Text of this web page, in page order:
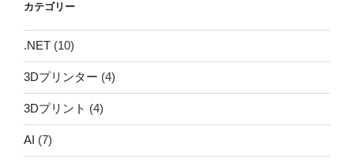
ブ
カテゴリー
.NET (10)
3Dプリンター (4)
3Dプリント (4)
AI (7)